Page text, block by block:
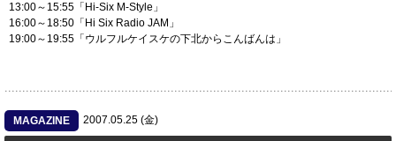
13:00～15:55「Hi-Six M-Style」
16:00～18:50「Hi Six Radio JAM」
19:00～19:55「ウルフルケイスケの下北からこんばんは」
MAGAZINE 2007.05.25 (金)